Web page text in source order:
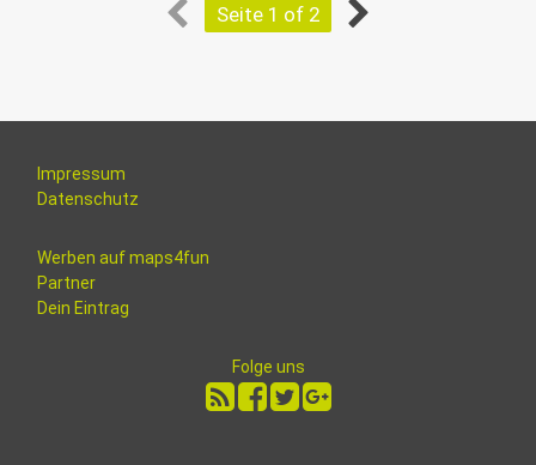
Seite 1 of 2
Impressum
Datenschutz
Werben auf maps4fun
Partner
Dein Eintrag
Folge uns